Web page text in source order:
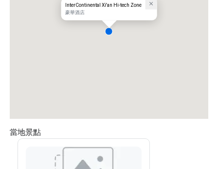
InterContinental Xi'an Hi-tech Zone
豪華酒店
當地景點